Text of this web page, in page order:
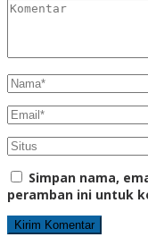
Simpan nama,
peramban ini untuk